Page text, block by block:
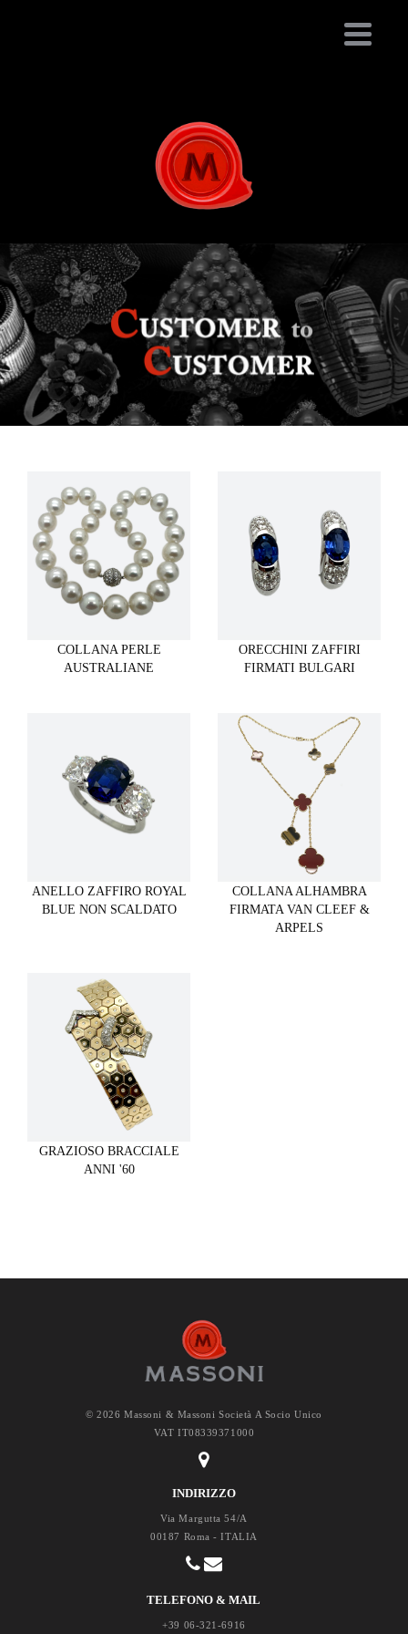
COLLANA PERLE
AUSTRALIANE
ORECCHINI ZAFFIRI
FIRMATI BULGARI
ANELLO ZAFFIRO ROYAL
BLUE NON SCALDATO
COLLANA ALHAMBRA
FIRMATA VAN CLEEF &
ARPELS
GRAZIOSO BRACCIALE
ANNI '60
INDIRIZZO
Via Margutta 54/A
00187 Roma - ITALIA
© 2026 Massoni & Massoni Società A Socio Unico
VAT IT08339371000
TELEFONO & MAIL
+39 06-321-6916